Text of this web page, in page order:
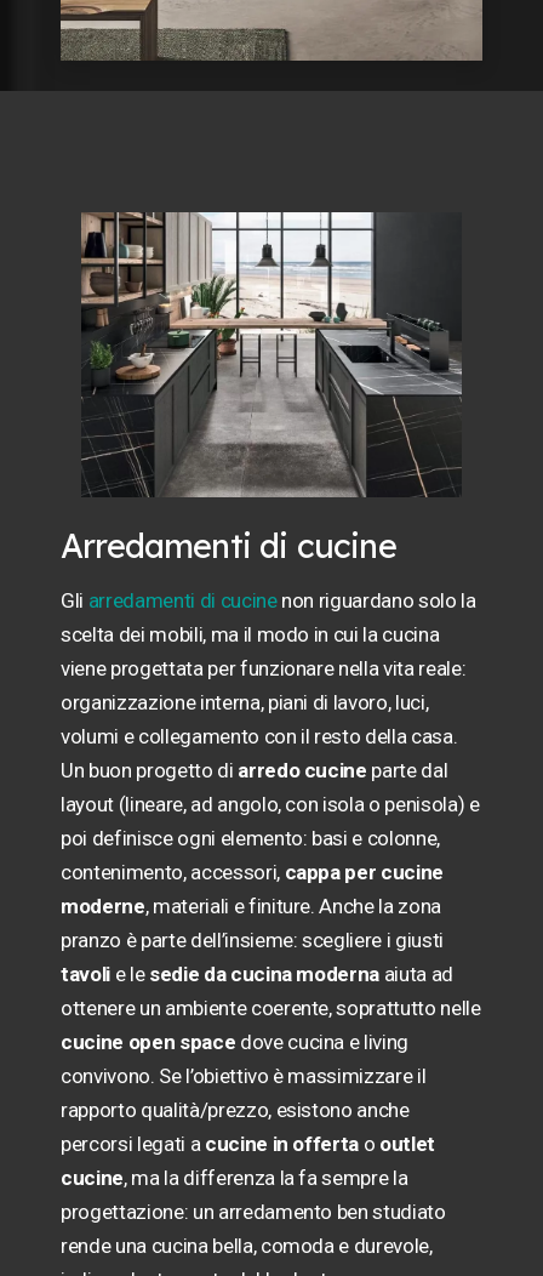
Arredamenti di cucine
Gli arredamenti di cucinenon riguardano solo la
scelta dei mobili, ma il modo in cui la cucina
viene progettata per funzionare nella vita reale:
organizzazione interna, piani di lavoro, luci,
volumi e collegamento con il resto della casa.
Un buon progetto di arredo cucine parte dal
layout (lineare, ad angolo, con isola o penisola) e
poi definisce ogni elemento: basi e colonne,
contenimento, accessori, cappa per cucine
moderne, materiali e finiture. Anche la zona
pranzo è parte dell’insieme: scegliere i giusti
tavoli e le sedie da cucina moderna aiuta ad
ottenere un ambiente coerente, soprattutto nelle
cucine open space dove cucina e living
convivono. Se l’obiettivo è massimizzare il
rapporto qualità/prezzo, esistono anche
percorsi legati a cucine in offerta o outlet
cucine, ma la differenza la fa sempre la
progettazione: un arredamento ben studiato
rende una cucina bella, comoda e durevole,